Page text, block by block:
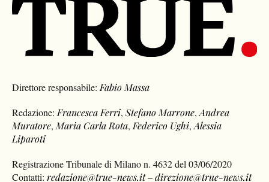
Direttore responsabile: Fabio Massa
Redazione: Francesca Ferri,Stefano Marrone,Andrea
Muratore, Maria Carla Rota, Federico Ughi,Alessia
Liparoti
Registrazione Tribunale di Milano n. 4632 del 03/06/2020
Contatti:redazione@true-news.it–direzione@true-news.it